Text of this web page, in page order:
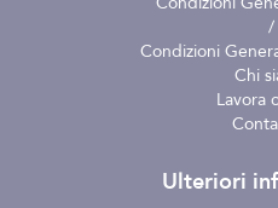
/
Condizioni
Chi
Lavora
Ulteriori